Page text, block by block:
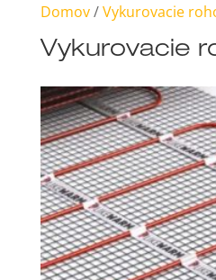
Domov/Vykurovacie
Vykurovacie